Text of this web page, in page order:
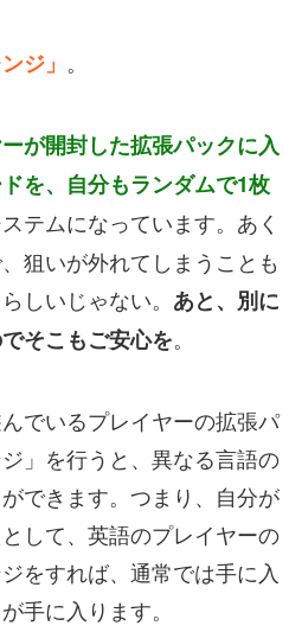
ジ」 。
ーが開封した拡張パックに入
を、自分もランダムで1枚
テムになっています。あく
狙いが外れてしまうことも
しいじゃない。 あと、別に
そこもご安心を。
でいるプレイヤーの拡張パ
」を行うと、異なる言語の
できます。つまり、自分が
して、英語のプレイヤーの
をすれば、通常では手に入
手に入ります。